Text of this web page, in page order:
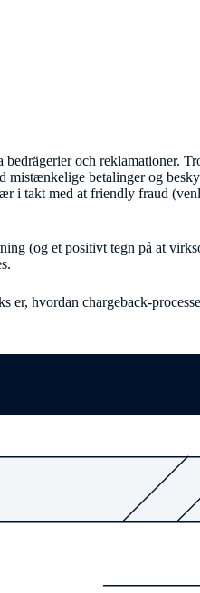
och reklamationer.
mistænkelige betalinger og
i takt med at friendly fraud
(og et positivt tegn på at
er, hvordan chargeback-